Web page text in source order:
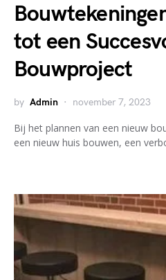
tot een
Bouwproject
by Admin november 7, 2023
Bij het plannen van een nieuw
een nieuw huis bouwen, een